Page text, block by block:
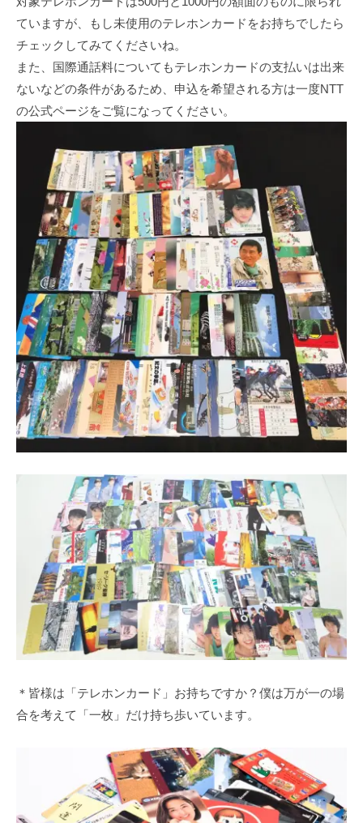
ていますが、もし未使用のテレホンカードをお持ちでしたら
チェックしてみてくださいね。
また、国際通話料についてもテレホンカードの支払いは出来
ないなどの条件があるため、申込を希望される方は一度NTT
の公式ページをご覧になってください。
＊皆様は「テレホンカード」お持ちですか？僕は万が一の場
合を考えて「一枚」だけ持ち歩いています。